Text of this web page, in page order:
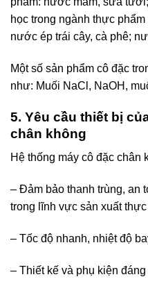
học trong ngành thực
nước ép trái cây, cà phê;
Một số sản phẩm cô đặc
như: Muối NaCl, NaOH,
5. Yêu cầu thiết bị
chân không
Hệ thống máy cô đặc chân
– Đảm bảo thanh trùng, an
trong lĩnh vực sản xuất thực
– Tốc độ nhanh, nhiệt độ
– Thiết kế và phụ kiện